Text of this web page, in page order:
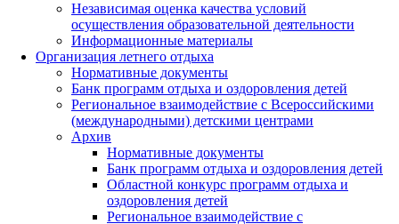
Независимая оценка качества условий
осуществления образовательной деятельности
Информационные материалы
Организация летнего отдыха
Нормативные документы
Банк программ отдыха и оздоровления детей
Региональное взаимодействие с Всероссийскими
(международными) детскими центрами
Архив
Нормативные документы
Банк программ отдыха и оздоровления детей
Областной конкурс программ отдыха и
оздоровления детей
Региональное взаимодействие с